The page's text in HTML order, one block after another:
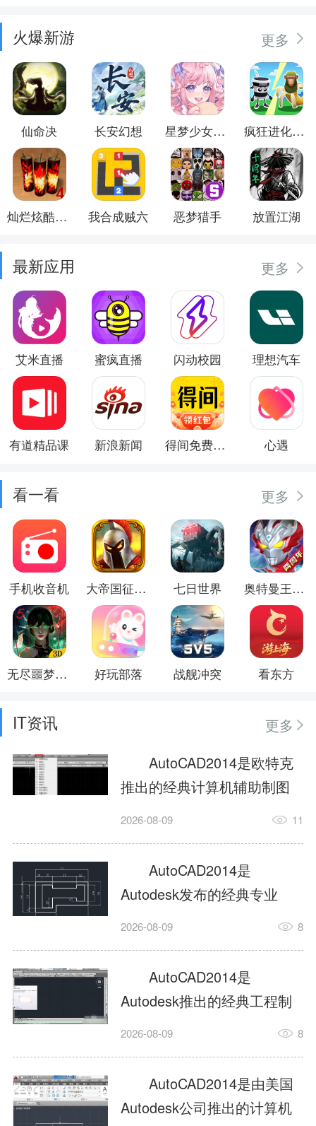
火爆新游 更多
仙命决 长安幻想 星梦少女换装 疯狂进化防卫战
灿烂炫酷模拟器 我合成贼六 恶梦猎手 放置江湖
最新应用 更多
艾米直播 蜜疯直播 闪动校园 理想汽车
有道精品课 新浪新闻 得间免费小说 心遇
看一看 更多
手机收音机 大帝国征服者 七日世界 奥特曼王者传奇
无尽噩梦5怨灵咒 好玩部落 战舰冲突 看东方
IT资讯
更多
AutoCAD2014是欧特克
推出的经典计算机辅助制图
工具，主打稳定2D施工图绘
行业工程设计。版本新增图
纸标签页、实景地理地图、
协同设计交流模块，优化命
令行智能纠错与图层批量管
理，支持Win8触屏操作、点
云扫描数据导入，兼容各类
DWG图纸格式，文件互通...
2026-08-09 11
AutoCAD2014是
Autodesk发布的经典专业
CAD制图设计软件，是工程
绘图工具。软件专注精准二
维绘图、图纸编辑、参数化
设计及基础三维建模，广泛
应用于建筑设计、机械制
造、土木工程、室内设计等
多个行业。软件优化绘图流
畅度与文件兼容性，支持参
2026-08-09 8
AutoCAD2014是
Autodesk推出的经典工程制
图设计软件，主打高效精准
建模作业，适配建筑、机
械、市政、室内设计等多行
业场景。软件优化运行机制
2026-08-09 8
AutoCAD2014是由美国
Autodesk公司推出的计算机